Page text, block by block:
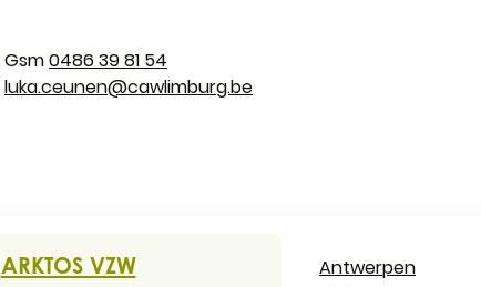
0486 39 81 54
luka.ceunen@cawlimburg.be
ARKTOS VZW
Antwerpen